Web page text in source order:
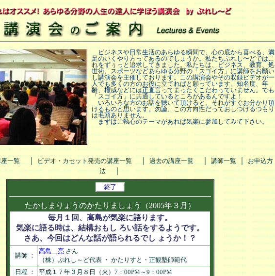
ビジネスや日常生活のあらゆる瞬間で、心の底から喜べる、満
足のいくやり方ってあるのでしょうか。私たちぷれし〜どではこ
れをずぅっと追求してきました。私たちは、ビジネス、教育、処
世術、スポーツなどあらゆる分野の「スゴイ方」に講師をお願い
し講演会を主催しております。この講演会やその収録ビデオが一
人でも多くの方のお役に立てればと願っています。知名度、年
齢、権威などには正直言ってまったくこだわっていません。でも
「スゴイ方」に共通しているところがあるんですよ！
いろいろな方のお話を聴いて頂けると、それがすぐお分かり頂
けるものと思います。勿論、この方向性だっておしつけるつもり
は毛頭ありません。
まずはご執心のテーマがあれば気楽に参加してみて下さい。
一覧 ｜ ビデオ・カセット発売の講座一覧 ｜ 過去の講座一覧 ｜ 講師一覧
お申込方
法｜
たかしまりょうのかたりましょう（2005年３月）
毎月１回、高島が気楽に語ります。
気楽に語る時は、結構おもし ろい話をするようです。
さあ、今回はどんな話が語られるでし ょうか！？
講師 ：
高島 亮 さん
（株）ぷれし～ど代表 ・ かたりすと・正観塾師範代
日程 ：
平成１７年３月８日（火）7：00PM～9：00PM